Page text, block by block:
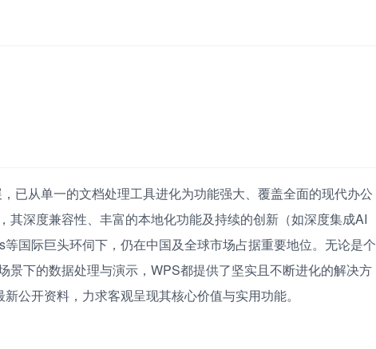
，已从单一的文档处理工具进化为功能强大、覆盖全面的现代办公
其深度兼容性、丰富的本地化功能及持续的创新（如深度集成AI
国际巨头环伺下，仍在中国及全球市场占据重要地位。无论是个
景下的数据处理与演示，WPS都提供了坚实且不断进化的解决方
公开资料，力求客观呈现其核心价值与实用功能。